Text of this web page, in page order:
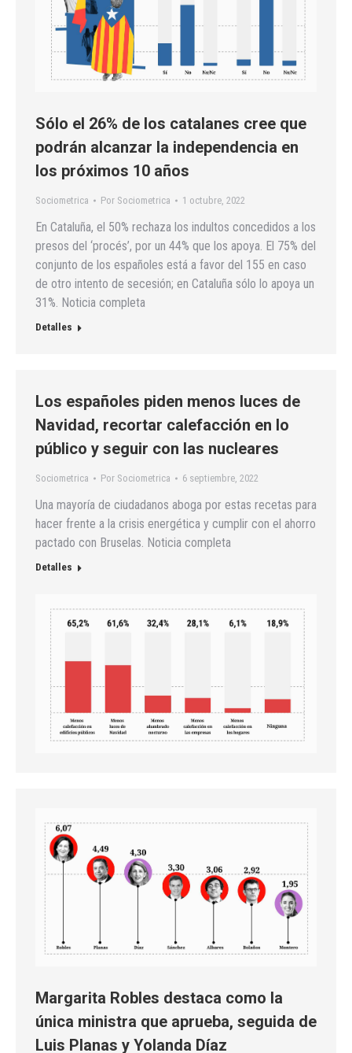
Sólo el 26% de los catalanes cree que
podrán alcanzar la independencia en
los próximos 10 años
Sociometrica Por Sociometrica 1 octubre, 2022
En Cataluña, el 50% rechaza los indultos concedidos a los
presos del ‘procés’, por un 44% que los apoya. El 75% del
conjunto de los españoles está a favor del 155 en caso
de otro intento de secesión; en Cataluña sólo lo apoya un
31%. Noticia completa
Detalles
Los españoles piden menos luces de
Navidad, recortar calefacción en lo
público y seguir con las nucleares
Sociometrica Por Sociometrica 6 septiembre, 2022
Una mayoría de ciudadanos aboga por estas recetas para
hacer frente a la crisis energética y cumplir con el ahorro
pactado con Bruselas. Noticia completa
Detalles
Margarita Robles destaca como la
única ministra que aprueba, seguida de
Luis Planas y Yolanda Díaz